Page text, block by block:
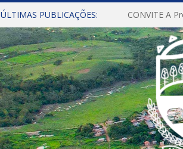
ÚLTIMAS PUBLICAÇÕES: